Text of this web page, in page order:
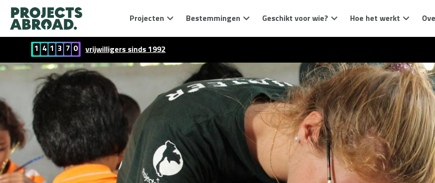
Projecten Bestemmingen Geschikt voor wie? Hoe het werkt
1 4 1 3 7 0 vrijwilligers sinds 1992